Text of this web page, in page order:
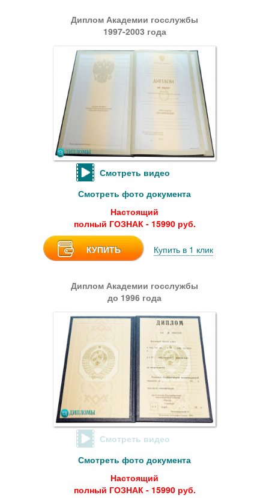
Диплом Академии госслужбы
1997-2003 года
Смотреть видео
Смотреть фото документа
Настоящий
полный ГОЗНАК - 15990 руб.
КУПИТЬ Купить в 1 клик
Диплом Академии госслужбы
до 1996 года
Смотреть видео
Смотреть фото документа
Настоящий
полный ГОЗНАК - 15990 руб.